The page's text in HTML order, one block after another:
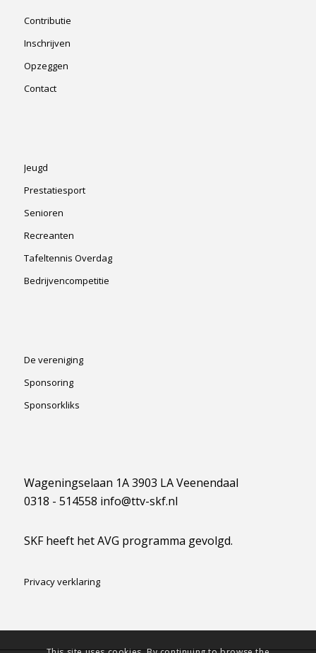
Contributie
Inschrijven
Opzeggen
Contact
Jeugd
Prestatiesport
Senioren
Recreanten
Tafeltennis Overdag
Bedrijvencompetitie
De vereniging
Sponsoring
Sponsorkliks
Wageningselaan 1A 3903 LA Veenendaal
0318 - 514558 info@ttv-skf.nl
SKF heeft het AVG programma gevolgd.
Privacy verklaring